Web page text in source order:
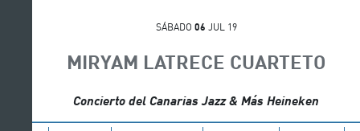
SÁBADO 06 JUL 19
MIRYAM LATRECE CUARTETO
Concierto del Canarias Jazz & Más Heineken